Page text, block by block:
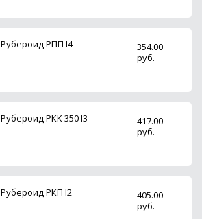
Рубероид РПП I4
354.00
руб.
Рубероид РКК 350 I3
417.00
руб.
Рубероид РКП I2
405.00
руб.